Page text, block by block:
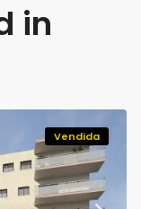
in
Vendida